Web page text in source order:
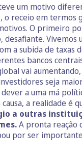
um motivo
o receio em termos
O primeiro
desafiante. Vivemos
a subida de taxas
bancos
vai
seja
dever a uma má
a realidade é
a outras
A pronta reação
por ser